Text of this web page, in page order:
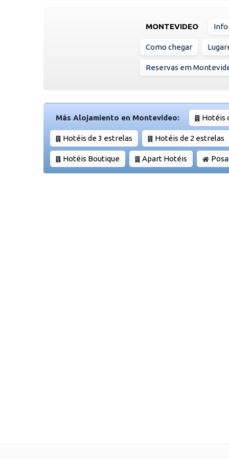
MONTEVIDEO
Como chegar
Reservas em
Más Alojamiento en Montevideo: Hotéis
Hotéis de 3 estrelas Hotéis de 2 estrelas
Hotéis Boutique Apart Hotéis